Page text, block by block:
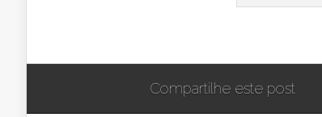
Compartilhe este post